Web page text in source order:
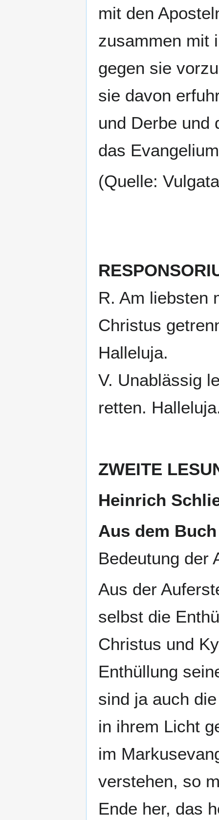
mit den
zusammen mit
gegen sie
sie davon
und Derbe und
das
(Quelle:
R. Am liebsten
Christus
Halleluja.
V. Unablässig
retten.
ZWEITE
Heinrich
Aus dem
Bedeutung der
Aus der
selbst die
Christus und
Enthüllung
sind ja auch
in ihrem Licht
im
verstehen, so
Ende her, das